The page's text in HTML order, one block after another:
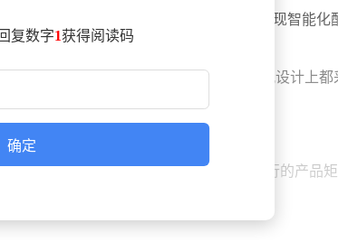
舱系统与华为ADS 5高阶智驾方案，实现智能
研发进展。他表示，新车在内饰和外观设计上
合现代消费者对于汽车外观的审美需求。
SUV、MPV车型，进一步丰富鸿蒙智行的产品
复数字1获得阅读码
确定